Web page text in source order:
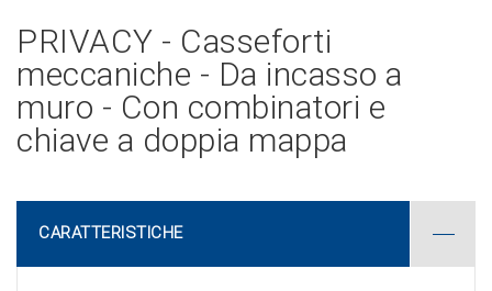
PRIVACY - Casseforti
meccaniche - Da incasso a
muro - Con combinatori e
chiave a doppia mappa
CARATTERISTICHE